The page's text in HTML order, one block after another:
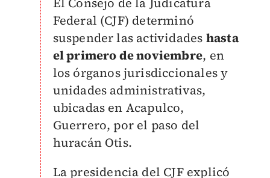
Federal (CJF) determinó
suspender las actividades hasta
el primero de noviembre, en
los órganos jurisdiccionales y
unidades administrativas,
ubicadas en Acapulco,
Guerrero, por el paso del
huracán Otis.
La presidencia del CJF explicó